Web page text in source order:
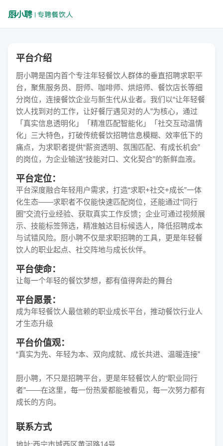
平台介绍
厨小聘是国内首个专注年轻餐饮人群体的垂直招聘求职平
台，聚焦服务员、厨师、咖啡师、烘焙师、餐饮店长等细
分岗位，连接餐饮企业与新生代从业者。我们以“让年轻餐
饮人找到对的工作，让好餐厅遇见对的人”为核心，通过
「真实信息透明化」「精准匹配智能化」「社交互动温情
化」三大特色，打破传统餐饮招聘信息模糊、效率低下的
痛点，为求职者提供“薪资透明、氛围匹配、有成长机会”
的岗位，为企业输送“技能对口、文化契合”的新鲜血液。
平台定位：
平台深度融合年轻用户需求，打造“求职+社交+成长”一体
化生态——求职者不仅能快速匹配岗位，还能通过“同行
圈”交流行业经验、获取真实工作反馈；企业可通过视频展
示、技能标签筛选，精准触达目标候选人，降低招聘成本
与试错风险。厨小聘不仅是求职招聘的工具，更是年轻餐
饮人的职业起点、社交阵地与成长伙伴。
平台使命：
让每一个年轻的餐饮梦想，都有值得奔赴的舞台
平台愿景：
成为年轻餐饮人最信赖的职业成长平台，推动餐饮行业人
才生态升级
平台价值观：
“真实为先、年轻为本、双向成就、成长共进、温暖连接”
厨小聘，不只是招聘平台，更是年轻餐饮人的“职业同行
者”——在这里，每一份热爱都能被看见，每一次努力都有
成长的方向。
联系方式